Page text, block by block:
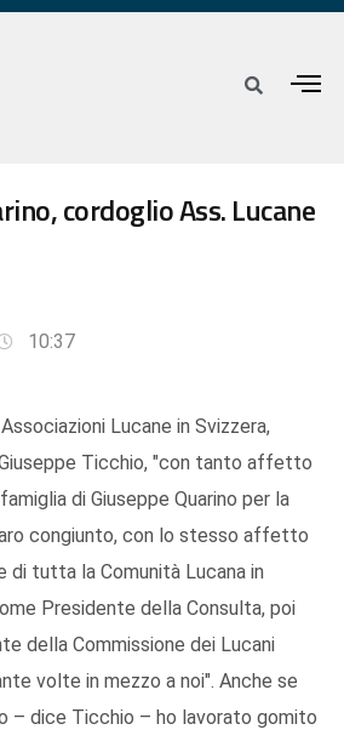
cordoglio Ass. Lucane
10:37
Lucane in Svizzera,
Ticchio, "con tanto affetto
di Giuseppe Quarino per la
congiunto, con lo stesso affetto
di tutta la Comunità Lucana in
Presidente della Consulta, poi
della Commissione dei Lucani
volte in mezzo a noi". Anche se
– dice Ticchio – ho lavorato gomito